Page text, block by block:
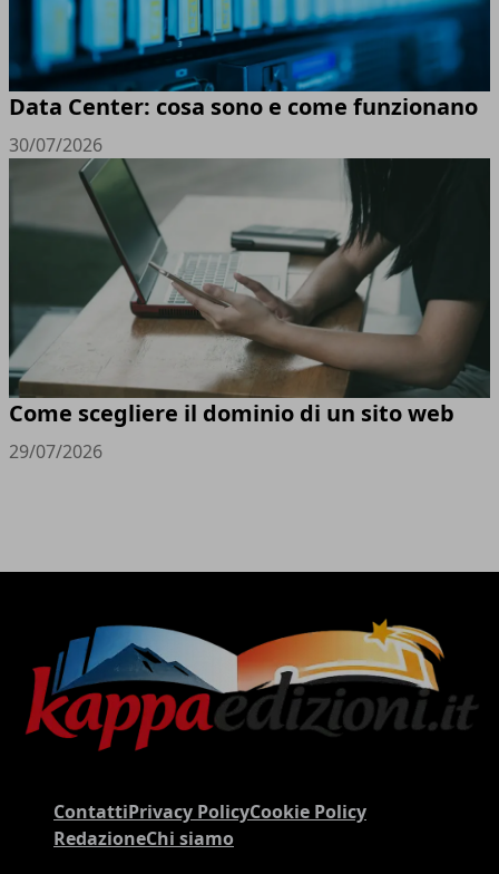
Data Center: cosa sono e come funzionano
30/07/2026
Come scegliere il dominio di un sito web
29/07/2026
ContattiPrivacy PolicyCookie Policy
RedazioneChi siamo